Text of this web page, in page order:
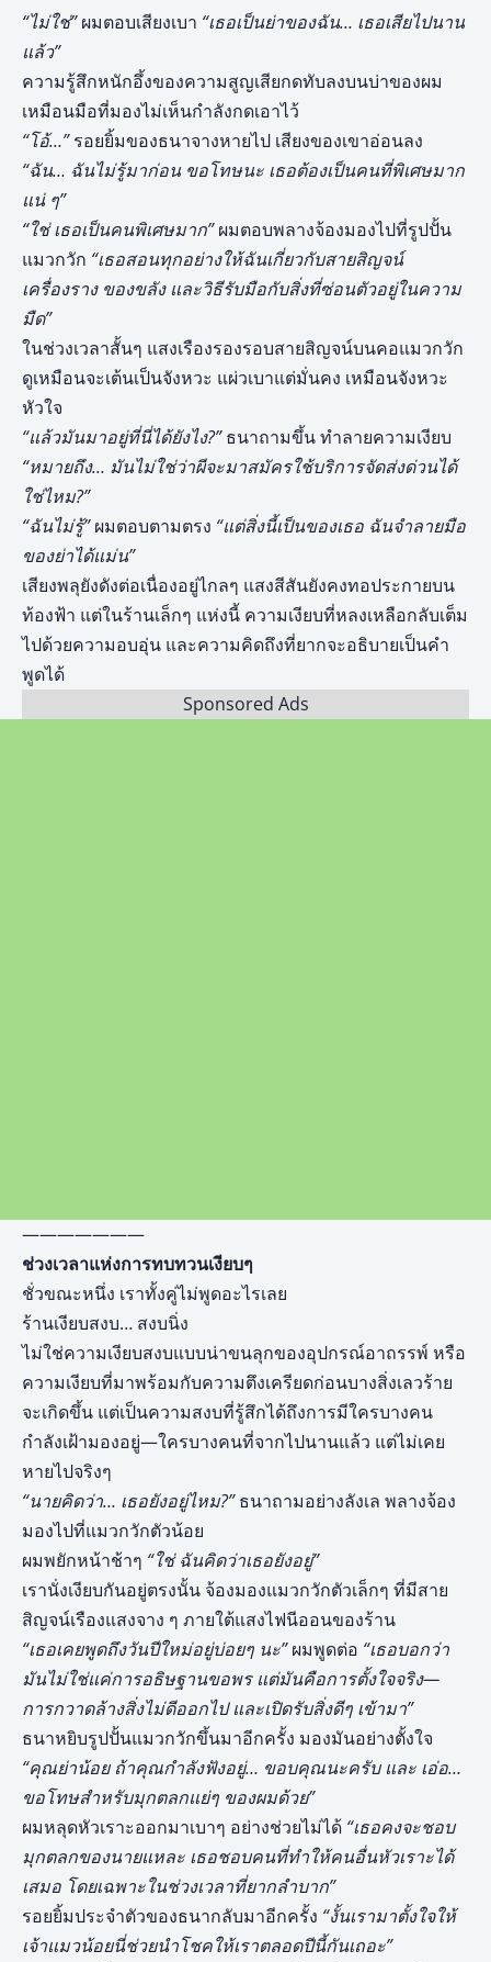
“ไม่ใช่”ผมตอบเสียงเบา “เธอเป็นย่าของฉัน… เธอเสียไปนาน
แล้ว”
ความรู้สึกหนักอึ้งของความสูญเสียกดทับลงบนบ่าของผม
เหมือนมือที่มองไม่เห็นกำลังกดเอาไว้
“โอ้…”รอยยิ้มของธนาจางหายไป เสียงของเขาอ่อนลง
“ฉัน… ฉันไม่รู้มาก่อน ขอโทษนะ เธอต้องเป็นคนที่พิเศษมาก
แน่ ๆ”
“ใช่ เธอเป็นคนพิเศษมาก”ผมตอบพลางจ้องมองไปที่รูปปั้น
แมวกวัก “เธอสอนทุกอย่างให้ฉันเกี่ยวกับสายสิญจน์
เครื่องราง ของขลัง และวิธีรับมือกับสิ่งที่ซ่อนตัวอยู่ในความ
มืด”
ในช่วงเวลาสั้นๆ แสงเรืองรองรอบสายสิญจน์บนคอแมวกวัก
ดูเหมือนจะเต้นเป็นจังหวะ แผ่วเบาแต่มั่นคง เหมือนจังหวะ
หัวใจ
“แล้วมันมาอยู่ที่นี่ได้ยังไง?”ธนาถามขึ้น ทำลายความเงียบ
“หมายถึง… มันไม่ใช่ว่าผีจะมาสมัครใช้บริการจัดส่งด่วนได้
ใช่ไหม?”
“ฉันไม่รู้”ผมตอบตามตรง “แต่สิ่งนี้เป็นของเธอ ฉันจำลายมือ
ของย่าได้แม่น”
เสียงพลุยังดังต่อเนื่องอยู่ไกลๆ แสงสีสันยังคงทอประกายบน
ท้องฟ้า แต่ในร้านเล็กๆ แห่งนี้ ความเงียบที่หลงเหลือกลับเต็ม
ไปด้วยความอบอุ่น และความคิดถึงที่ยากจะอธิบายเป็นคำ
พูดได้
Sponsored Ads
———————
ช่วงเวลาแห่งการทบทวนเงียบๆ
ชั่วขณะหนึ่ง เราทั้งคู่ไม่พูดอะไรเลย
ร้านเงียบสงบ… สงบนิ่ง
ไม่ใช่ความเงียบสงบแบบน่าขนลุกของอุปกรณ์อาถรรพ์ หรือ
ความเงียบที่มาพร้อมกับความตึงเครียดก่อนบางสิ่งเลวร้าย
จะเกิดขึ้น แต่เป็นความสงบที่รู้สึกได้ถึงการมีใครบางคน
กำลังเฝ้ามองอยู่—ใครบางคนที่จากไปนานแล้ว แต่ไม่เคย
หายไปจริงๆ
“นายคิดว่า… เธอยังอยู่ไหม?”ธนาถามอย่างลังเล พลางจ้อง
มองไปที่แมวกวักตัวน้อย
ผมพยักหน้าช้าๆ “ใช่ ฉันคิดว่าเธอยังอยู่”
เรานั่งเงียบกันอยู่ตรงนั้น จ้องมองแมวกวักตัวเล็กๆ ที่มีสาย
สิญจน์เรืองแสงจาง ๆ ภายใต้แสงไฟนีออนของร้าน
“เธอเคยพูดถึงวันปีใหม่อยู่บ่อยๆ นะ”ผมพูดต่อ “เธอบอกว่า
มันไม่ใช่แค่การอธิษฐานขอพร แต่มันคือการตั้งใจจริง—
การกวาดล้างสิ่งไม่ดีออกไป และเปิดรับสิ่งดีๆ เข้ามา”
ธนาหยิบรูปปั้นแมวกวักขึ้นมาอีกครั้ง มองมันอย่างตั้งใจ
“คุณย่าน้อย ถ้าคุณกำลังฟังอยู่… ขอบคุณนะครับ และ เอ่อ…
ขอโทษสำหรับมุกตลกแย่ๆ ของผมด้วย”
ผมหลุดหัวเราะออกมาเบาๆ อย่างช่วยไม่ได้ “เธอคงจะชอบ
มุกตลกของนายแหละ เธอชอบคนที่ทำให้คนอื่นหัวเราะได้
เสมอ โดยเฉพาะในช่วงเวลาที่ยากลำบาก”
รอยยิ้มประจำตัวของธนากลับมาอีกครั้ง “งั้นเรามาตั้งใจให้
เจ้าแมวน้อยนี่ช่วยนำโชคให้เราตลอดปีนี้กันเถอะ”